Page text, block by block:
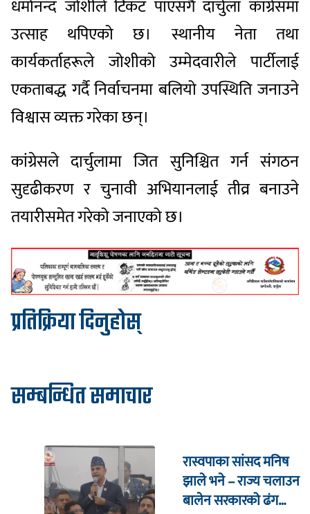
धर्मानन्द जोशीले टिकट पाएसँगै दार्चुला कांग्रेसमा
उत्साह थपिएको छ। स्थानीय नेता तथा
कार्यकर्ताहरूले जोशीको उम्मेदवारीले पार्टीलाई
एकताबद्ध गर्दै निर्वाचनमा बलियो उपस्थिति जनाउने
विश्वास व्यक्त गरेका छन्।
कांग्रेसले दार्चुलामा जित सुनिश्चित गर्न संगठन
सुदृढीकरण र चुनावी अभियानलाई तीव्र बनाउने
तयारीसमेत गरेको जनाएको छ।
प्रतिक्रिया दिनुहोस्
सम्बन्धित समाचार
रास्वपाका सांसद मनिष
झाले भने – राज्य चलाउन
बालेन सरकारको ढंग